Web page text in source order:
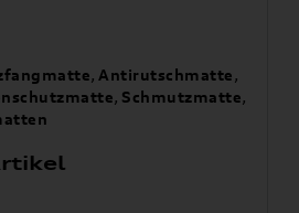
, Antirutschmatte,
, Schmutzmatte,